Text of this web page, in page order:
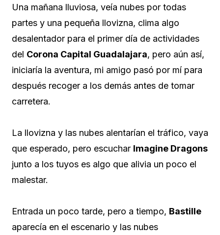
Una mañana lluviosa, veía nubes por todas
partes y una pequeña llovizna, clima algo
desalentador para el primer día de actividades
del Corona Capital Guadalajara, pero aún así,
iniciaría la aventura, mi amigo pasó por mí para
después recoger a los demás antes de tomar
carretera.
La llovizna y las nubes alentarían el tráfico, vaya
que esperado, pero escuchar Imagine Dragons
junto a los tuyos es algo que alivia un poco el
malestar.
Entrada un poco tarde, pero a tiempo, Bastille
aparecía en el escenario y las nubes